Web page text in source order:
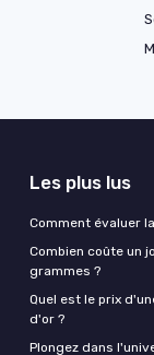
Les plus lus
Comment évaluer
Combien coûte un
grammes ?
Quel est le prix
d'or ?
Plongez dans